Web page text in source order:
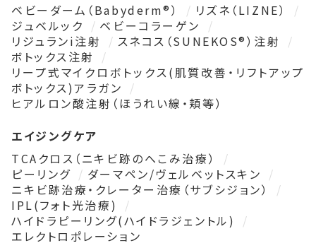
ベビーダーム（Babyderm®）
リズネ（LIZNE）
ジュベルック
ベビーコラーゲン
リジュランi注射
スネコス（SUNEKOS®）注射
ボトックス注射
リープ式マイクロボトックス(肌質改善・リフトアップ
ボトックス)アラガン
ヒアルロン酸注射（ほうれい線・頬等）
エイジングケア
TCAクロス（ニキビ跡のへこみ治療）
ピーリング
ダーマペン/ヴェルベットスキン
ニキビ跡治療・クレーター治療（サブシジョン）
IPL(フォト光治療)
ハイドラピーリング(ハイドラジェントル)
エレクトロポレーション